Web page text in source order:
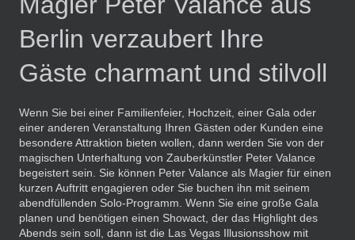
Berlin verzaubert Ihre
Gäste charmant und stilvoll
Wenn Sie bei einer Familienfeier, Hochzeit, einer Gala oder
einer anderen Veranstaltung Ihren Gästen oder Kunden eine
besondere Attraktion bieten wollen, dann werden Sie von der
magischen Unterhaltung von Zauberkünstler Peter Valance
begeistert sein. Sie können Peter Valance als Magier für einen
kurzen Auftritt engagieren oder Sie buchen ihn mit seinem
abendfüllenden Solo-Programm. Wenn Sie eine große Gala
planen und benötigen einen Showact, der das Highlight des
Abends sein soll, dann ist die Las Vegas Illusionsshow mit